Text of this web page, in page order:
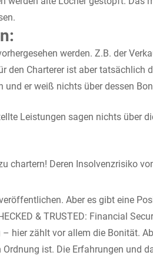
werden. Z.B. der
Charterer ist aber tatsächlich
und er weiß nichts über dessen
Leistungen sagen nichts über
chartern! Deren Insolvenzrisiko
Aber es gibt eine
& TRUSTED: Financial
zählt vor allem die Bonität.
ist. Die Erfahrungen und